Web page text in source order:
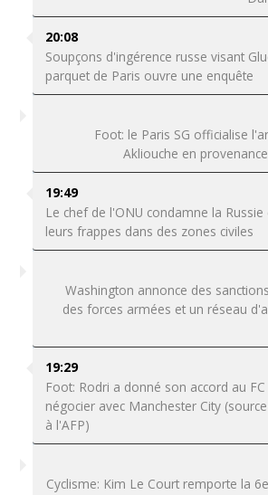
20:08
Soupçons d'ingérence russe visant
parquet de Paris ouvre une enquête
Foot: le Paris SG officialise
Akliouche en
19:49
Le chef de l'ONU condamne la
leurs frappes dans des zones civiles
Washington annonce des
des forces armées et un réseau
19:29
Foot: Rodri a donné son accord au
négocier avec Manchester City
à l'AFP)
Cyclisme: Kim Le Court remporte la